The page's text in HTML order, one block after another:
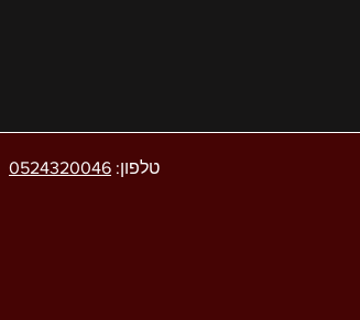
טלפון: 0524320046